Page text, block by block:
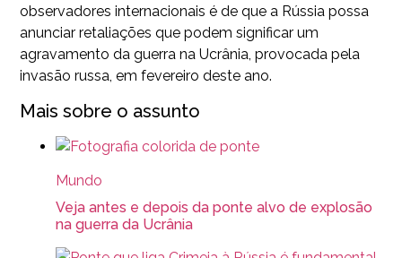
observadores internacionais é de que a Rússia possa
anunciar retaliações que podem significar um
agravamento da guerra na Ucrânia, provocada pela
invasão russa, em fevereiro deste ano.
Mais sobre o assunto
Mundo
Veja antes e depois da ponte alvo de explosão
na guerra da Ucrânia